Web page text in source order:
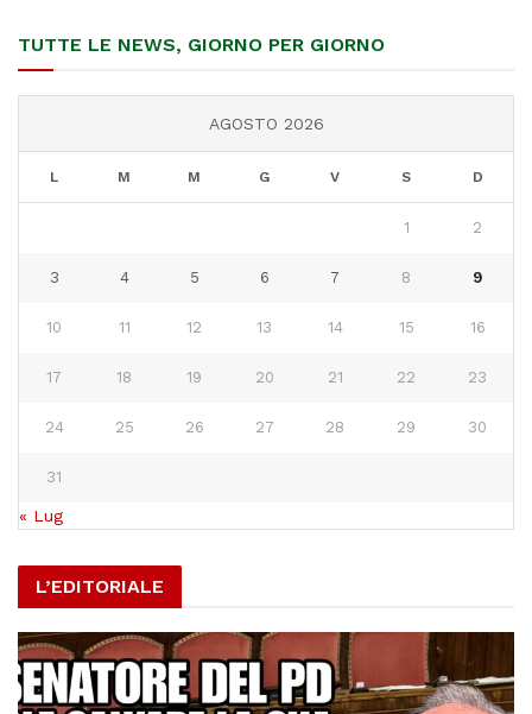
TUTTE LE NEWS, GIORNO PER GIORNO
AGOSTO 2026
L M M G V S D
1 2
3 4 5 6 7 8 9
10 11 12 13 14 15 16
17 18 19 20 21 22 23
24 25 26 27 28 29 30
31
« Lug
L’EDITORIALE